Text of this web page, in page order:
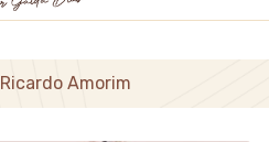
Ricardo Amorim